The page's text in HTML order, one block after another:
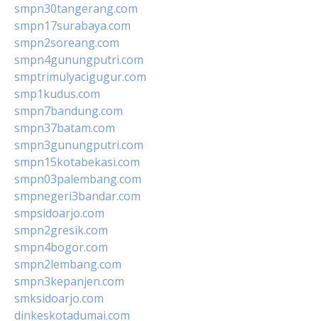
smpn30tangerang.com
smpn17surabaya.com
smpn2soreang.com
smpn4gunungputri.com
smptrimulyacigugur.com
smp1kudus.com
smpn7bandung.com
smpn37batam.com
smpn3gunungputri.com
smpn15kotabekasi.com
smpn03palembang.com
smpnegeri3bandar.com
smpsidoarjo.com
smpn2gresik.com
smpn4bogor.com
smpn2lembang.com
smpn3kepanjen.com
smksidoarjo.com
dinkeskotadumai.com